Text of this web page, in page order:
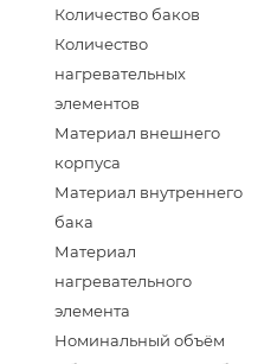
Количество баков
Количество
нагревательных
элементов
Материал внешнего
корпуса
Материал внутреннего
бака
Материал
нагревательного
элемента
Номинальный объём